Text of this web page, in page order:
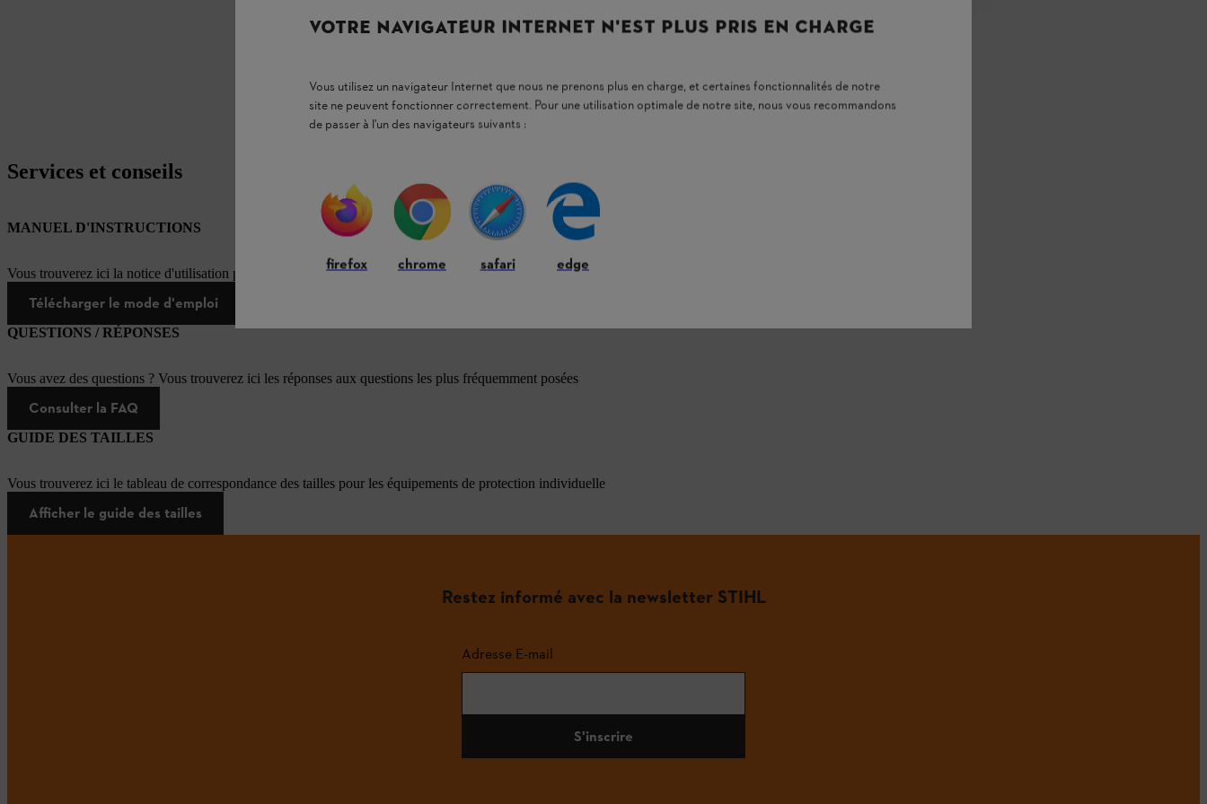
Services et conseils
MANUEL D'INSTRUCTIONS
Vous trouverez ici la notice d'utilisation pour ce produit STIHL
Télécharger le mode d'emploi
QUESTIONS / RÉPONSES
Vous avez des questions ? Vous trouverez ici les réponses aux questions les plus fréquemment posées
Consulter la FAQ
GUIDE DES TAILLES
Vous trouverez ici le tableau de correspondance des tailles pour les équipements de protection individuelle
Afficher le guide des tailles
Restez informé avec la newsletter STIHL
Adresse E-mail
S'inscrire
VOTRE NAVIGATEUR INTERNET N'EST PLUS PRIS EN CHARGE
Vous utilisez un navigateur Internet que nous ne prenons plus en charge, et certaines fonctionnalités de notre
site ne peuvent fonctionner correctement. Pour une utilisation optimale de notre site, nous vous recommandons
de passer à l'un des navigateurs suivants :
firefox chrome safari edge